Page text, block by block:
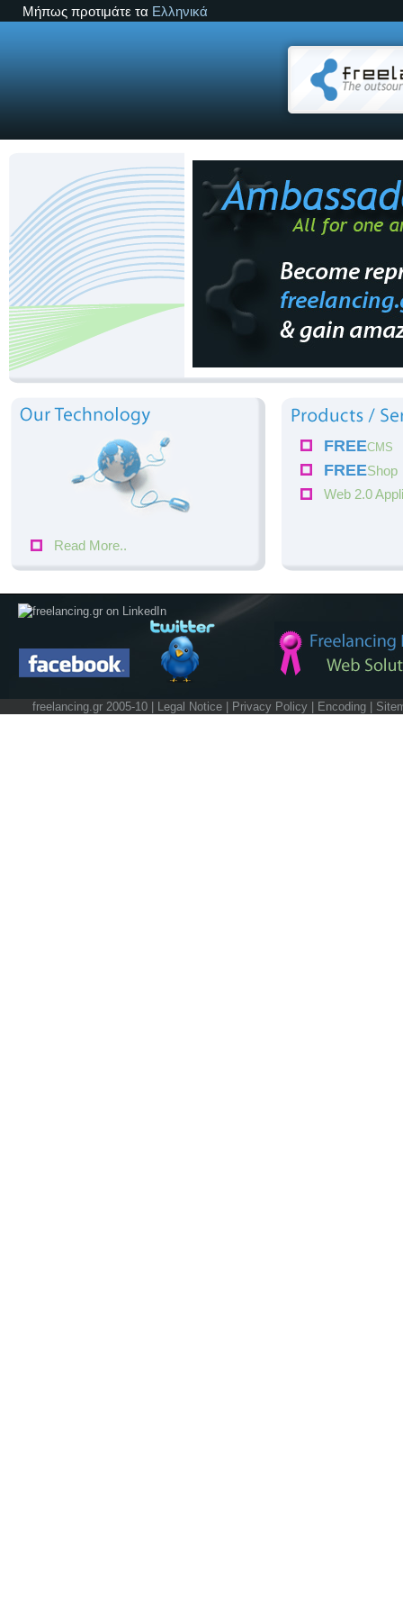
Μήπως προτιμάτε τα Ελληνικά
Read More..
FREECMS
FREEShop
Web 2.0
freelancing.gr 2005-10 | Legal Notice Privacy Policy Encoding